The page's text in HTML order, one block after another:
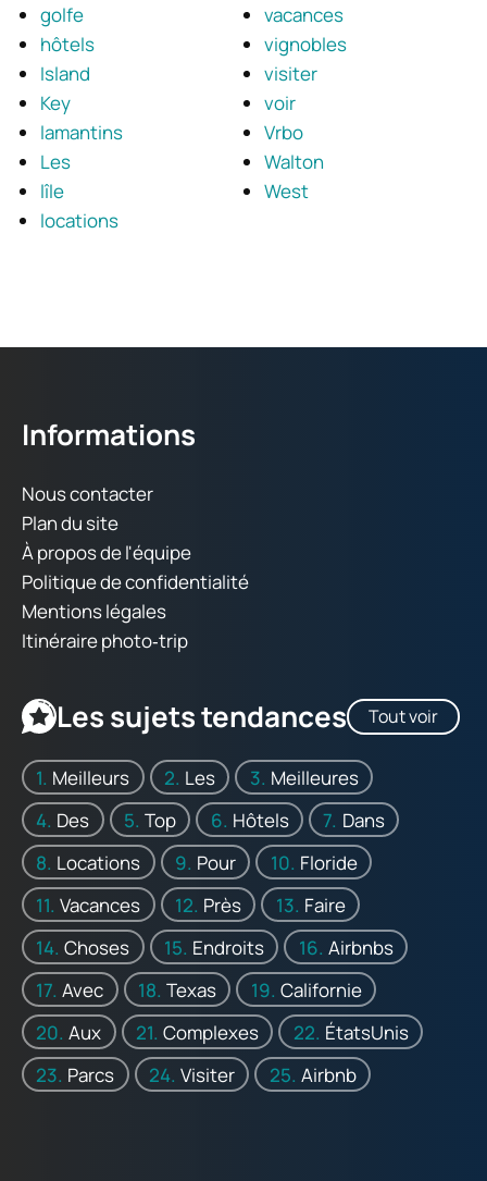
golfe
hôtels
Island
Key
lamantins
Les
lîle
locations
vacances
vignobles
visiter
voir
Vrbo
Walton
West
Informations
Nous contacter
Plan du site
À propos de l'équipe
Politique de confidentialité
Mentions légales
Itinéraire photo‑trip
Les sujets tendances Tout voir
Meilleurs Les
Meilleures
Des
Top Hôtels
Dans
Locations
Pour
Floride
Vacances
Près
Faire
Choses
Endroits
Airbnbs
Avec
Texas
Californie
Aux
Complexes
ÉtatsUnis
Parcs
Visiter Airbnb